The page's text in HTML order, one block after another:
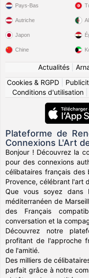
Pays-Bas
Autriche
Japon
Chine
Actualités|
Cookies & RGPD
Conditions d'utilisation|
Plateforme de
Connexions L'Art
Bonjour ! Découvrez la
pour des connexions
célibataires français des
Provence, célébrant l'art
Que vous soyez dans
méditerranéen de
des Français
conversation et la
Découvrez notre
profitant de l'approche
de l'amitié.
Des milliers de
parfait grâce à notre